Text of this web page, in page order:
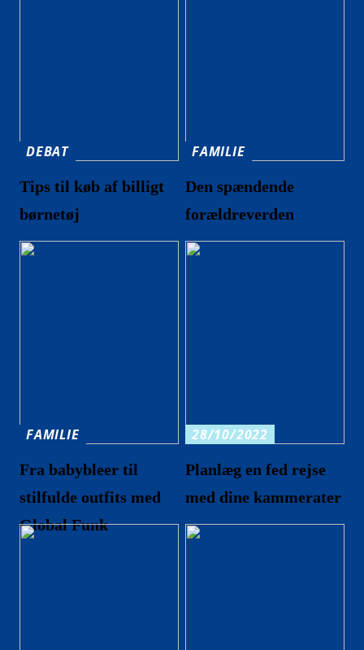
DEBAT
Tips til køb af billigt
børnetøj
FAMILIE
Den spændende
forældreverden
FAMILIE
Fra babybleer til
stilfulde outfits med
Global Funk
28/10/2022
Planlæg en fed rejse
med dine kammerater